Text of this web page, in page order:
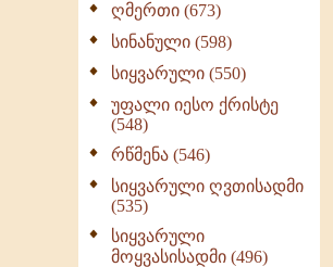
ღმერთი (673)
სინანული (598)
სიყვარული (550)
უფალი იესო ქრისტე
(548)
რწმენა (546)
სიყვარული ღვთისადმი
(535)
სიყვარული
მოყვასისადმი (496)